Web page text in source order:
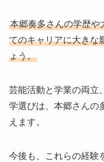
本郷奏多さんの学歴や
てのキャリアに大きな
ょう。
芸能活動と学業の両立
学選びは、本郷さんの
えます。
今後も、これらの経験